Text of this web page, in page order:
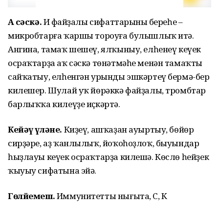
Аҡ сәскә.Иң файҙалы сифаттарының береһе –
микробтарға ҡаршы тороуға булышлыҡ итә.
Ангина, тамаҡ шешеү, ялҡыныу, елһенеү кеүек
осраҡтарҙа аҡ сәскә төнәтмәһе менән тамаҡты
сайҡатыу, елһенгән урынды эшкәртеү бермә-бер
килешер. Шулай уҡ йөрәккә файҙалы, тромбтар
барлыҡҡа килеүҙе иҫкәртә.
Кейәү үләне. Киҙеү, ашҡаҙан ауыртыу, бөйөр
сирҙәре, аҙ ҡанлылыҡ, йоҡоһоҙлоҡ, быуындар
һыҙлауы кеүек осраҡтарҙа килешә. Көслө һейҙек
ҡыуыу сифатына эйә.
Гөлйемеш.Иммунитетты нығыта, С, К